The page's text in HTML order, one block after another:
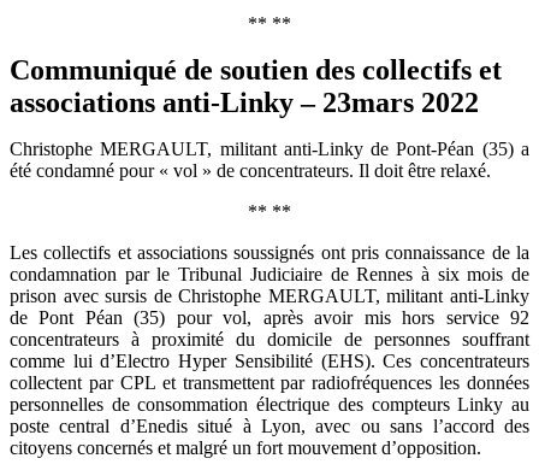
** **
Communiqué de soutien des collectifs et
associations anti-Linky – 23mars 2022
Christophe MERGAULT, militant anti-Linky de Pont-Péan (35) a
été condamné pour « vol » de concentrateurs. Il doit être relaxé.
** **
Les collectifs et associations soussignés ont pris connaissance de la
condamnation par le Tribunal Judiciaire de Rennes à six mois de
prison avec sursis de Christophe MERGAULT, militant anti-Linky
de Pont Péan (35) pour vol, après avoir mis hors service 92
concentrateurs à proximité du domicile de personnes souffrant
comme lui d’Electro Hyper Sensibilité (EHS). Ces concentrateurs
collectent par CPL et transmettent par radiofréquences les données
personnelles de consommation électrique des compteurs Linky au
poste central d’Enedis situé à Lyon, avec ou sans l’accord des
citoyens concernés et malgré un fort mouvement d’opposition.